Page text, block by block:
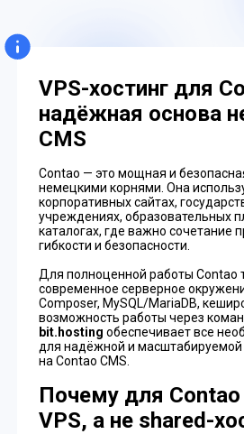
VPS-хостинг для
надёжная основа
CMS
Contao — это мощная и
немецкими корнями. Она
корпоративных сайтах,
учреждениях, образовательных
каталогах, где важно сочетание
гибкости и безопасности.
Для полноценной работы Contao
современное серверное
Composer, MySQL/MariaDB,
возможность работы через
bit.hosting обеспечивает все
для надёжной и масштабируемой
на Contao CMS.
Почему для
VPS, а не shared-